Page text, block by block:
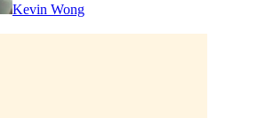
Kevin Wong